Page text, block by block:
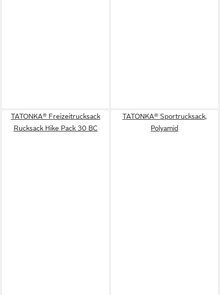
TATONKA® Freizeitrucksack
Rucksack Hike Pack 30 BC
TATONKA® Sportrucksack,
Polyamid